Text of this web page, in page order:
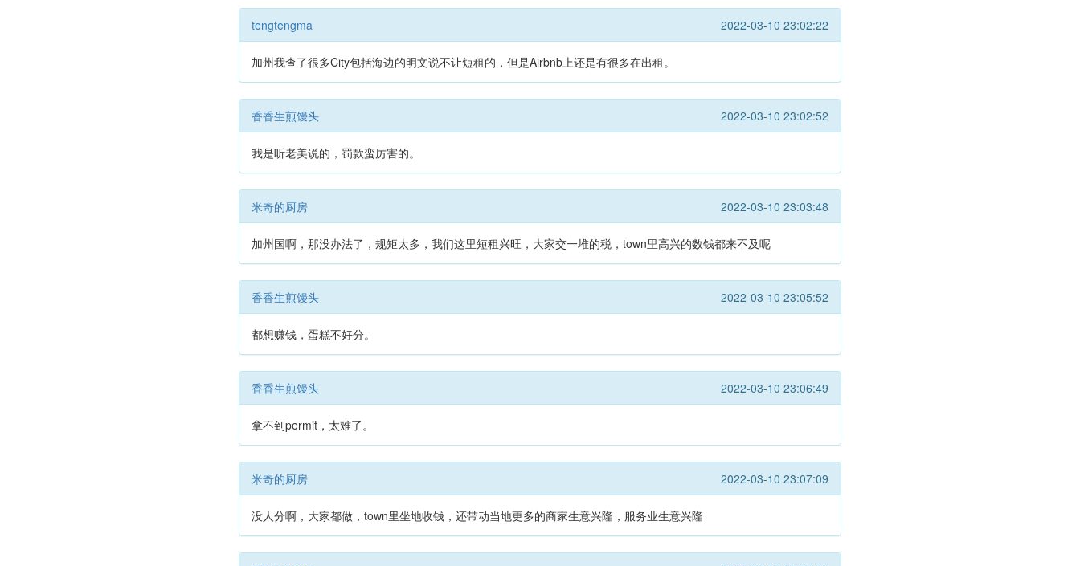
tengtengma 2022-03-10 23:02:22
加州我查了很多City包括海边的明文说不让短租的，但是Airbnb上还是有很多在出租。
香香生煎馒头 2022-03-10 23:02:52
我是听老美说的，罚款蛮厉害的。
米奇的厨房 2022-03-10 23:03:48
加州国啊，那没办法了，规矩太多，我们这里短租兴旺，大家交一堆的税，town里高兴的数钱都来不及呢
香香生煎馒头 2022-03-10 23:05:52
都想赚钱，蛋糕不好分。
香香生煎馒头 2022-03-10 23:06:49
拿不到permit，太难了。
米奇的厨房 2022-03-10 23:07:09
没人分啊，大家都做，town里坐地收钱，还带动当地更多的商家生意兴隆，服务业生意兴隆